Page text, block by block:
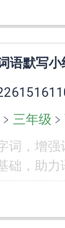
语默写
﹥ 三年级 ﹥
词，增
础，助